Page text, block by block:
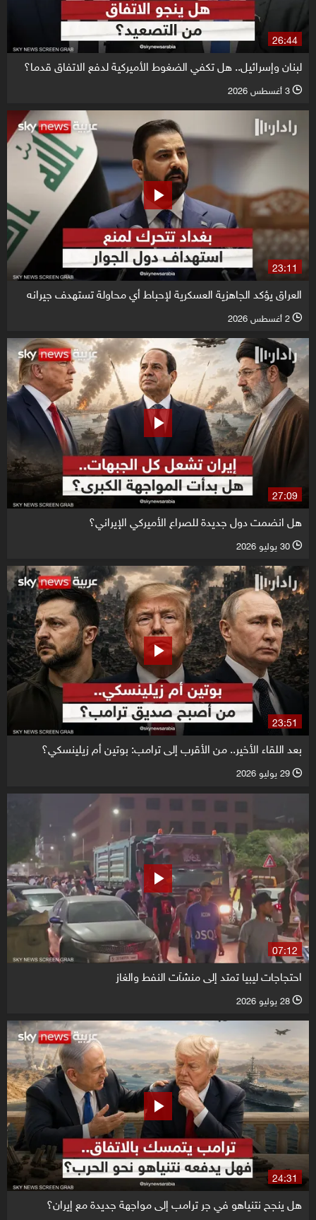
26:44
لبنان وإسرائيل.. هل تكفي الضغوط الأميركية لدفع الاتفاق قدما؟
l 3 أغسطس 2026
23:11
العراق يؤكد الجاهزية العسكرية لإحباط أي محاولة تستهدف جيرانه
l 2 أغسطس 2026
27:09
هل انضمت دول جديدة للصراع الأميركي الإيراني؟
l 30 يوليو 2026
23:51
بعد اللقاء الأخير.. من الأقرب إلى ترامب: بوتين أم زيلينسكي؟
l 29 يوليو 2026
07:12
احتجاجات ليبيا تمتد إلى منشآت النفط والغاز
l 28 يوليو 2026
24:31
هل ينجح نتنياهو في جر ترامب إلى مواجهة جديدة مع إيران؟